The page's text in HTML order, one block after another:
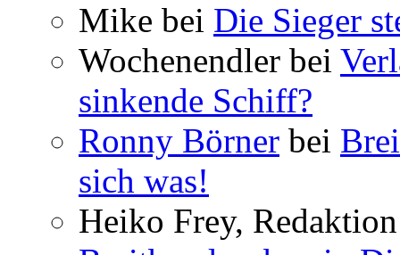
Mike bei Die Sieger
Wochenendler bei
sinkende Schiff?
Ronny Börner bei
sich was!
Heiko Frey,